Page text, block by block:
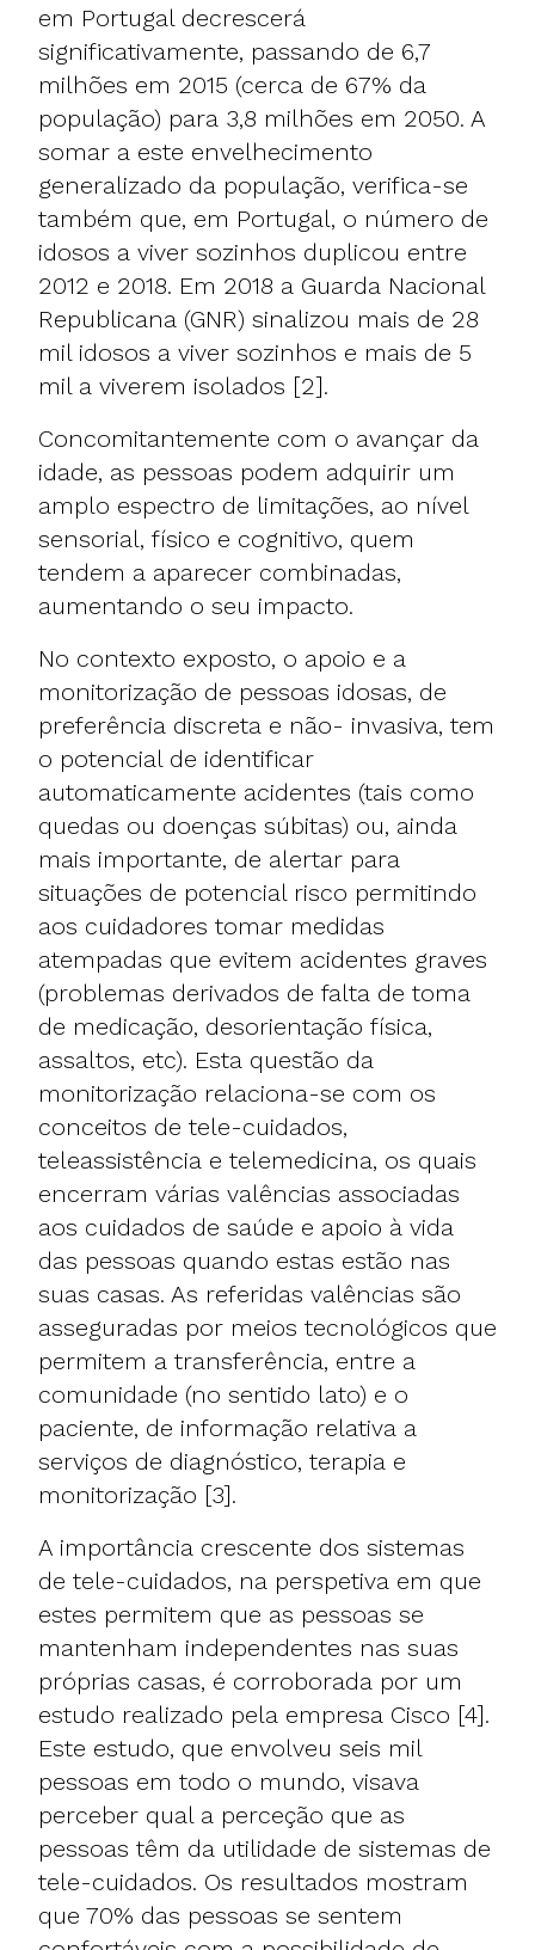
em Portugal decrescerá
significativamente, passando de 6,7
milhões em 2015 (cerca de 67% da
população) para 3,8 milhões em 2050. A
somar a este envelhecimento
generalizado da população, verifica-se
também que, em Portugal, o número de
idosos a viver sozinhos duplicou entre
2012 e 2018. Em 2018 a Guarda Nacional
Republicana (GNR) sinalizou mais de 28
mil idosos a viver sozinhos e mais de 5
mil a viverem isolados [2].
Concomitantemente com o avançar da
idade, as pessoas podem adquirir um
amplo espectro de limitações, ao nível
sensorial, físico e cognitivo, quem
tendem a aparecer combinadas,
aumentando o seu impacto.
No contexto exposto, o apoio e a
monitorização de pessoas idosas, de
preferência discreta e não- invasiva, tem
o potencial de identificar
automaticamente acidentes (tais como
quedas ou doenças súbitas) ou, ainda
mais importante, de alertar para
situações de potencial risco permitindo
aos cuidadores tomar medidas
atempadas que evitem acidentes graves
(problemas derivados de falta de toma
de medicação, desorientação física,
assaltos, etc). Esta questão da
monitorização relaciona-se com os
conceitos de tele-cuidados,
teleassistência e telemedicina, os quais
encerram várias valências associadas
aos cuidados de saúde e apoio à vida
das pessoas quando estas estão nas
suas casas. As referidas valências são
asseguradas por meios tecnológicos que
permitem a transferência, entre a
comunidade (no sentido lato) e o
paciente, de informação relativa a
serviços de diagnóstico, terapia e
monitorização [3].
A importância crescente dos sistemas
de tele-cuidados, na perspetiva em que
estes permitem que as pessoas se
mantenham independentes nas suas
próprias casas, é corroborada por um
estudo realizado pela empresa Cisco [4].
Este estudo, que envolveu seis mil
pessoas em todo o mundo, visava
perceber qual a perceção que as
pessoas têm da utilidade de sistemas de
tele-cuidados. Os resultados mostram
que 70% das pessoas se sentem